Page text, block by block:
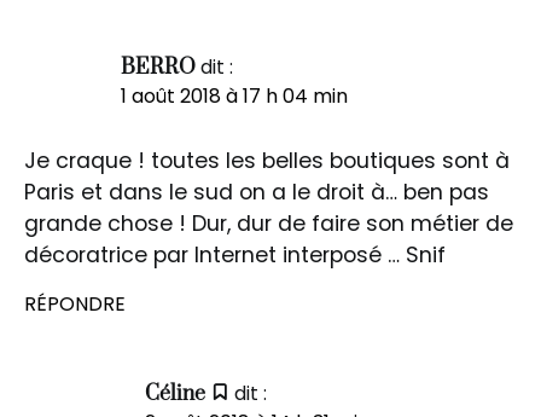
BERROdit :
1 août 2018 à 17 h 04 min
Je craque ! toutes les belles boutiques sont à
Paris et dans le sud on a le droit à… ben pas
grande chose ! Dur, dur de faire son métier de
décoratrice par Internet interposé … Snif
RÉPONDRE
Céline
dit :